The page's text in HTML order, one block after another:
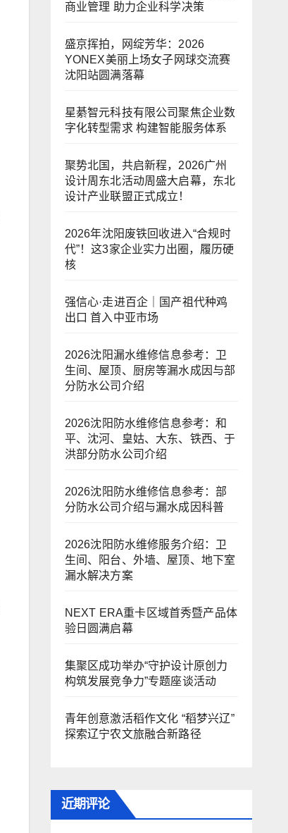
商业管理 助力企业科学决策
盛京挥拍，网绽芳华：2026
YONEX美丽上场女子网球交流赛
沈阳站圆满落幕
星綦智元科技有限公司聚焦企业数
字化转型需求 构建智能服务体系
聚势北国，共启新程，2026广州
设计周东北活动周盛大启幕，东北
设计产业联盟正式成立！
2026年沈阳废铁回收进入“合规时
代”！这3家企业实力出圈，履历硬
核
强信心·走进百企｜国产祖代种鸡
出口 首入中亚市场
2026沈阳漏水维修信息参考：卫
生间、屋顶、厨房等漏水成因与部
分防水公司介绍
2026沈阳防水维修信息参考：和
平、沈河、皇姑、大东、铁西、于
洪部分防水公司介绍
2026沈阳防水维修信息参考：部
分防水公司介绍与漏水成因科普
2026沈阳防水维修服务介绍：卫
生间、阳台、外墙、屋顶、地下室
漏水解决方案
NEXT ERA重卡区域首秀暨产品体
验日圆满启幕
集聚区成功举办“守护设计原创力
构筑发展竞争力”专题座谈活动
青年创意激活稻作文化 “稻梦兴辽”
探索辽宁农文旅融合新路径
近期评论